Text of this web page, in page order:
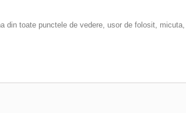
din toate punctele de vedere, usor de folosit,